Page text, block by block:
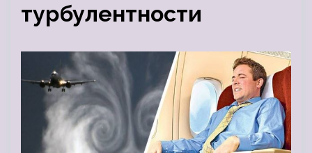
турбулентности